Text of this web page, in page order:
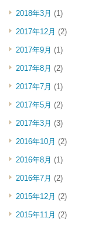
2018年3月 (1)
2017年12月 (2)
2017年9月 (1)
2017年8月 (2)
2017年7月 (1)
2017年5月 (2)
2017年3月 (3)
2016年10月 (2)
2016年8月 (1)
2016年7月 (2)
2015年12月 (2)
2015年11月 (2)